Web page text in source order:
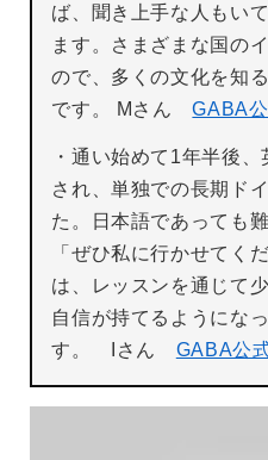
ば、聞き上手な人もい
ます。さまざまな国の
ので、多くの文化を知
です。 MさんGABA
・通い始めて1年半後
され、単独での長期ド
た。日本語であっても
「ぜひ私に行かせてく
は、レッスンを通じて
自信が持てるようにな
す。 Iさん GABA公